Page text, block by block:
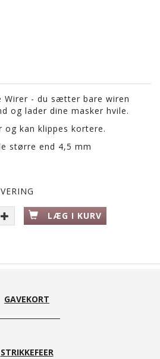
Wirer - du sætter bare wiren
og lader dine masker hvile.
og kan klippes kortere.
større end 4,5 mm
LÆG I KURV
GAVEKORT
STRIKKEFEER